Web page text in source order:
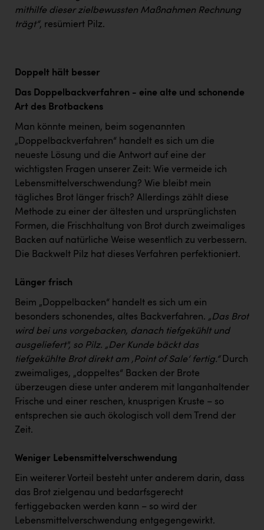
mithilfe dieser zielbewussten Maßnahmen Rechnung
trägt“, resümiert Pilz.
Doppelt hält besser
Das Doppelbackverfahren - eine alte und schonende
Art des Brotbackens
Man könnte meinen, beim sogenannten
„Doppelbackverfahren“ handelt es sich um die
neueste Lösung und die Antwort auf eine der
wichtigsten Fragen unserer Zeit: Wie vermeide ich
Lebensmittelverschwendung? Wie bleibt mein
tägliches Brot länger frisch? Allerdings zählt diese
Methode zu einer der ältesten und ursprünglichsten
Formen, die Frischhaltung von Brot durch zweimaliges
Backen auf natürliche Weise wesentlich zu verbessern.
Die Backwelt Pilz hat dieses Verfahren perfektioniert.
Länger frisch
Beim „Doppelbacken“ handelt es sich um ein
besonders schonendes, altes Backverfahren. „Das Brot
wird bei uns vorgebacken, danach tiefgekühlt und
ausgeliefert", so Pilz. „Der Kunde bäckt das
tiefgekühlte Brot direkt am ‚Point of Sale‘ fertig.“Durch
zweimaliges, „doppeltes“ Backen der Brote
überzeugen diese unter anderem mit langanhaltender
Frische und einer reschen, knusprigen Kruste – so
entsprechen sie auch ökologisch voll dem Trend der
Zeit.
Weniger Lebensmittelverschwendung
Ein weiterer Vorteil besteht unter anderem darin, dass
das Brot zielgenau und bedarfsgerecht
fertiggebacken werden kann – so wird der
Lebensmittelverschwendung entgegengewirkt.